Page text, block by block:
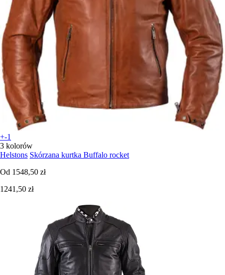
+-1
3 kolorów
Helstons Skórzana kurtka Buffalo rocket
Od 1548,50 zł
1241,50 zł